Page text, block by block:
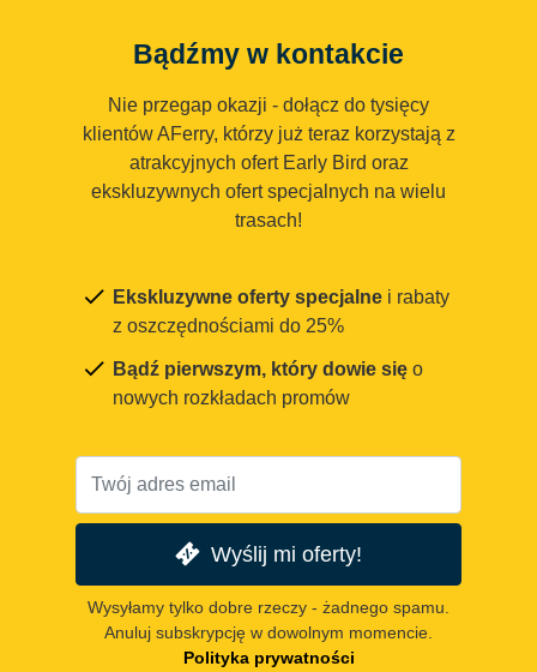
Bądźmy w kontakcie
Nie przegap okazji - dołącz do tysięcy
klientów AFerry, którzy już teraz korzystają z
atrakcyjnych ofert Early Bird oraz
ekskluzywnych ofert specjalnych na wielu
trasach!
Ekskluzywne oferty specjalne i rabaty
z oszczędnościami do 25%
Bądź pierwszym, który dowie się o
nowych rozkładach promów
Wyślij mi oferty!
Wysyłamy tylko dobre rzeczy - żadnego spamu.
Anuluj subskrypcję w dowolnym momencie.
Polityka prywatności